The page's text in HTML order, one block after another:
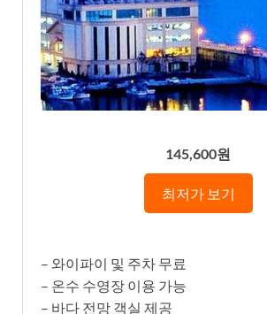
145,600원
최저가 보기
– 와이파이 및 주차 무료
– 온수 수영장 이용 가능
– 바다 전망 객실 제공